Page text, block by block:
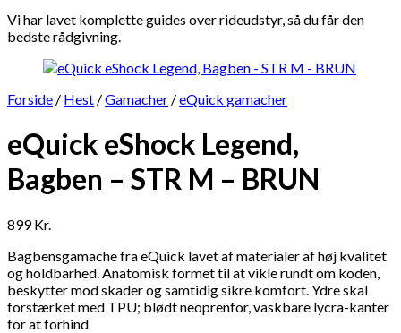
Vi har lavet komplette guides over rideudstyr, så du får den
bedste rådgivning.
Forside / Hest /Gamacher /eQuick gamacher
eQuick eShock Legend,
Bagben – STR M – BRUN
899Kr.
Bagbensgamache fra eQuick lavet af materialer af høj kvalitet
og holdbarhed. Anatomisk formet til at vikle rundt om koden,
beskytter mod skader og samtidig sikre komfort. Ydre skal
forstærket med TPU; blødt neoprenfor, vaskbare lycra-kanter
for at forhind